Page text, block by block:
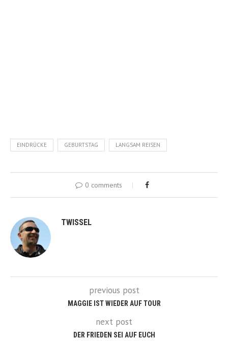
EINDRÜCKE GEBURTSTAG LANGSAM REISEN
0 comments
TWISSEL
previous post
MAGGIE IST WIEDER AUF TOUR
next post
DER FRIEDEN SEI AUF EUCH